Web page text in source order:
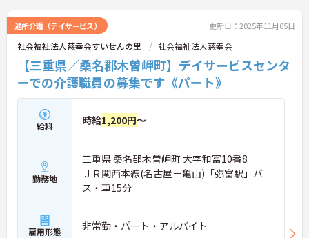
通所介護（デイサービス） 更新日：2025年11月05日
社会福祉法人慈幸会すいせんの里 社会福祉法人慈幸会
【三重県／桑名郡木曽岬町】デイサービスセンタ
ーでの介護職員の募集です《パート》
給料 時給1,200円～
勤務地
三重県 桑名郡木曽岬町 大字和富10番8
ＪＲ関西本線(名古屋－亀山)「弥富駅」バ
ス・車15分
雇用形態 非常勤・パート・アルバイト